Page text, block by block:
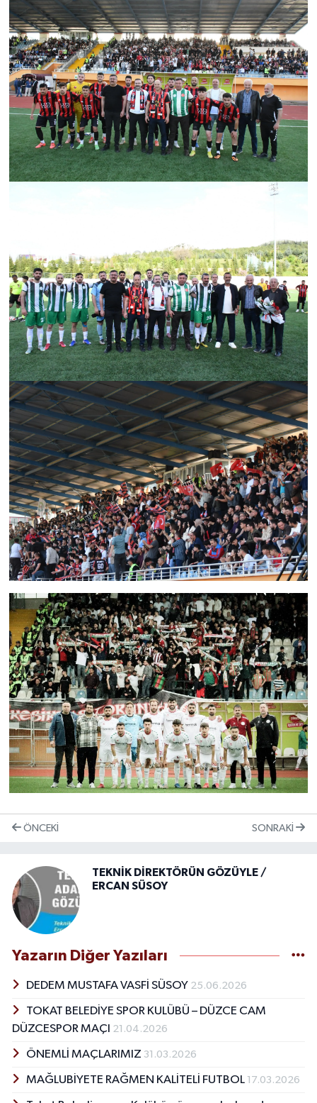
ÖNCEKI SONRAKI
TEKNİK DİREKTÖRÜN GÖZÜYLE /
ERCAN SÜSOY
Yazarın Diğer Yazıları
DEDEM MUSTAFA VASFİ SÜSOY 25.06.2026
TOKAT BELEDİYE SPOR KULÜBÜ – DÜZCE CAM
DÜZCESPOR MAÇI 21.04.2026
ÖNEMLİ MAÇLARIMIZ 31.03.2026
MAĞLUBİYETE RAĞMEN KALİTELİ FUTBOL 17.03.2026